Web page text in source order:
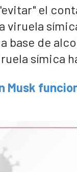
el
viruela
base de
símica
Musk